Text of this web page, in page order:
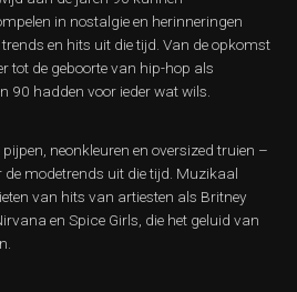
in nostalgie en herinneringen
en hits uit die tijd. Van de opkomst
tot de geboorte van hip-hop als
90 hadden voor ieder wat wils.
neonkleuren en oversized truien –
modetrends uit die tijd. Muzikaal
van hits van artiesten als Britney
en Spice Girls, die het geluid van